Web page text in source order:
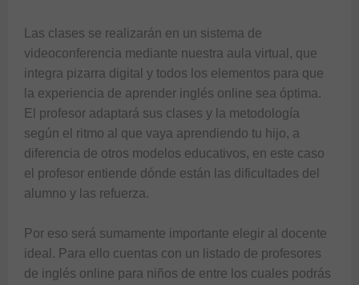
Las clases se realizarán en un sistema de
videoconferencia mediante nuestra aula virtual, que
integra pizarra digital y todos los elementos para que
la experiencia de aprender inglés online sea óptima.
El profesor adaptará sus clases y la metodología
según el ritmo al que vaya aprendiendo tu hijo, a
diferencia de otros modelos educativos, en este caso
el profesor entiende dónde están las dificultades del
alumno y las refuerza.
Por eso será sumamente importante elegir al docente
ideal. Para ello cuentas con un listado de profesores
de inglés online para niños de entre los cuales podrás